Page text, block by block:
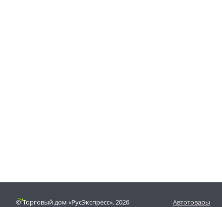
© Торговый дом «РусЭкспресс», 2026
Автотовары